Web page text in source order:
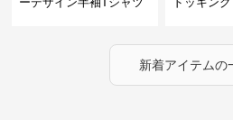
カバー・
新着アイテムの